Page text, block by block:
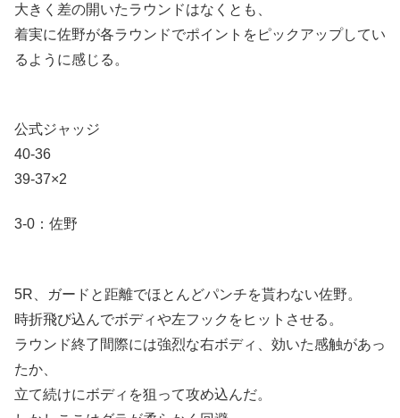
大きく差の開いたラウンドはなくとも、
着実に佐野が各ラウンドでポイントをピックアップしてい
るように感じる。
公式ジャッジ
40-36
39-37×2
3-0：佐野
5R、ガードと距離でほとんどパンチを貰わない佐野。
時折飛び込んでボディや左フックをヒットさせる。
ラウンド終了間際には強烈な右ボディ、効いた感触があっ
たか、
立て続けにボディを狙って攻め込んだ。